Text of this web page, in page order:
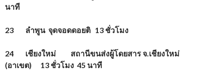
นาที
23 ลำพูน จุดจอดดอยติ 13 ชั่วโมง
24 เชียงใหม่ สถานีขนส่งผู้โดยสาร จ.เชียงใหม่
(อาเขต) 13 ชั่วโมง 45 นาที